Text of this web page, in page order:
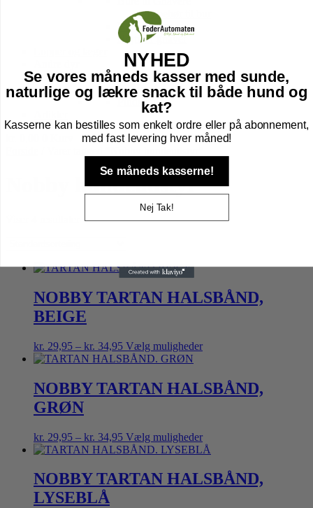
Tilbehør til bur
Bund til Bur
Højtider gnaver
Fugle
Havens fugle
Pindsvin
Nobby hundeudstyr
NOBBY TARTAN HALSBÅND,
BEIGE
kr. 29,95 – kr. 34,95Prisinterval:
kr. 29,95
kr. 34,95
Vælg mulighederDette
flere
varianter.
vælges
på
varesiden
NOBBY TARTAN HALSBÅND,
GRØN
kr. 29,95 – kr. 34,95Prisinterval:
kr. 29,95
kr. 34,95
Vælg mulighederDette
vare
flere
varianter.
NOBBY TARTAN HALSBÅND,
LYSEBLÅ
NYHED
Se vores måneds kasser med sunde,
naturlige og lækre snack til både hund og
kat?
Kasserne kan bestilles som enkelt ordre eller på abonnement,
med fast levering hver måned!
Se måneds kasserne!
Nej Tak!